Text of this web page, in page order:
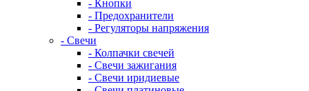
- Кнопки
- Предохранители
- Регуляторы напряжения
- Свечи
- Колпачки свечей
- Свечи зажигания
- Свечи иридиевые